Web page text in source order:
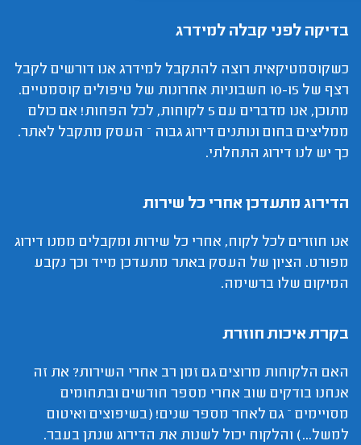
בדיקה לפני קבלה למידרג
כשקוסמטיקאית רוצה להתקבל למידרג אנו דורשים לקבל
רצף של 10-15 חשבוניות אחרונות של טיפולים קוסמטיים.
מתוכן, אנו מדברים עם 5 לקוחות, לכל הפחות! אם כולם
ממליצים בחום ונותנים דירוג גבוה – העסק מתקבל לאתר.
כך יש לנו דירוג התחלתי.
הדירוג מתעדכן אחרי כל שירות
אנו חוזרים לכל לקוח, אחרי כל שירות ומקבלים ממנו דירוג
מפורט. הציון של העסק באתר מתעדכן מייד וכך נקבע
המיקום שלו ברשימה.
בקרת איכות חוזרת
האם הלקוחות מרוצים גם זמן רב אחרי השירות? את זה
אנחנו בודקים שוב אחרי מספר חודשים ובתחומים
מסויימים – גם לאחר מספר שנים! (בשיפוצים ואיטום
למשל...) והלקוח יכול לשנות את הדירוג שנתן בעבר.